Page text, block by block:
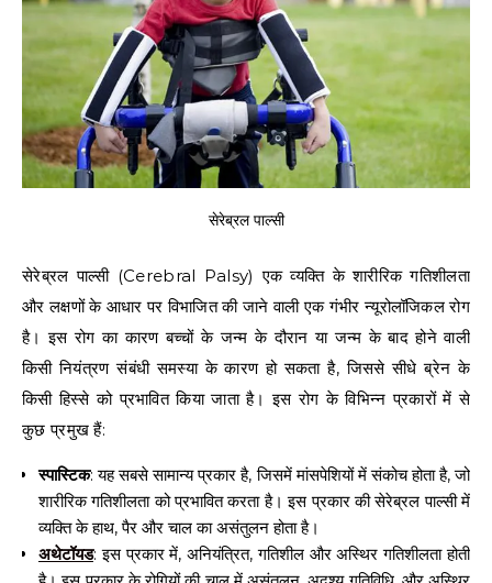
सेरेब्रल पाल्सी
सेरेब्रल पाल्सी (Cerebral Palsy) एक व्यक्ति के शारीरिक गतिशीलता
और लक्षणों के आधार पर विभाजित की जाने वाली एक गंभीर न्यूरोलॉजिकल रोग
है। इस रोग का कारण बच्चों के जन्म के दौरान या जन्म के बाद होने वाली
किसी नियंत्रण संबंधी समस्या के कारण हो सकता है, जिससे सीधे ब्रेन के
किसी हिस्से को प्रभावित किया जाता है। इस रोग के विभिन्न प्रकारों में से
कुछ प्रमुख हैं:
स्पास्टिक: यह सबसे सामान्य प्रकार है, जिसमें मांसपेशियों में संकोच होता है, जो
शारीरिक गतिशीलता को प्रभावित करता है। इस प्रकार की सेरेब्रल पाल्सी में
व्यक्ति के हाथ, पैर और चाल का असंतुलन होता है।
अथेटॉयड: इस प्रकार में, अनियंत्रित, गतिशील और अस्थिर गतिशीलता होती